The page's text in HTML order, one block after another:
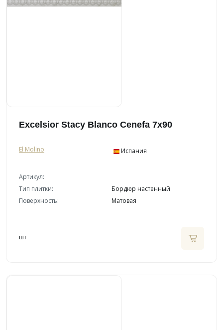
Excelsior Stacy Blanco Cenefa 7x90
El Molino Испания
Артикул:
Тип плитки:
Бордюр настенный
Поверхность:
Матовая
шт